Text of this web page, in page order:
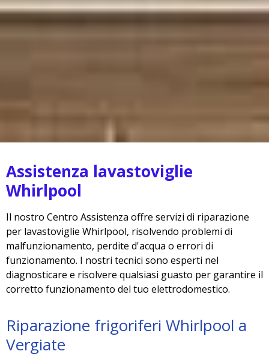
Assistenza lavastoviglie
Whirlpool
Il nostro Centro Assistenza offre servizi di riparazione
per lavastoviglie Whirlpool, risolvendo problemi di
malfunzionamento, perdite d'acqua o errori di
funzionamento. I nostri tecnici sono esperti nel
diagnosticare e risolvere qualsiasi guasto per garantire il
corretto funzionamento del tuo elettrodomestico.
Riparazione frigoriferi Whirlpool a
Vergiate